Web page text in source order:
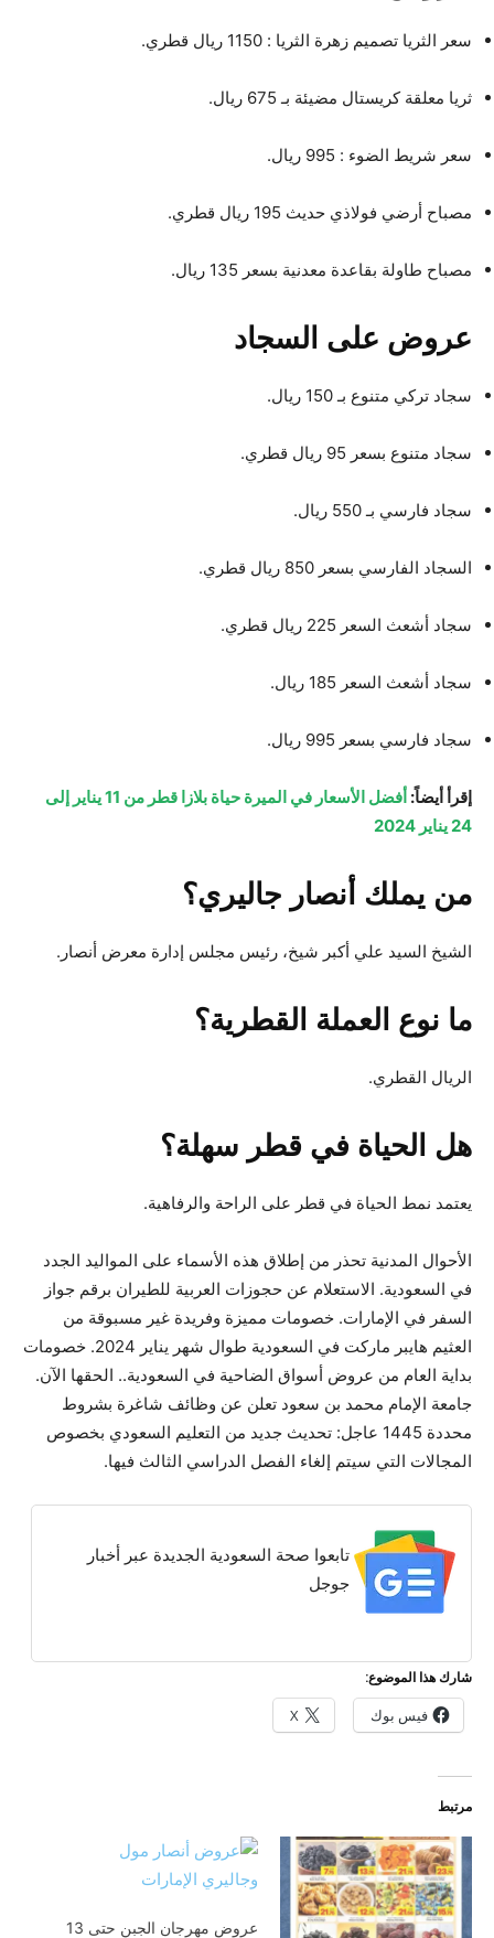
سعر الثريا تصميم زهرة الثريا : 1150 ريال قطري.
ثريا معلقة كريستال مضيئة بـ 675 ريال.
سعر شريط الضوء : 995 ريال.
مصباح أرضي فولاذي حديث 195 ريال قطري.
مصباح طاولة بقاعدة معدنية بسعر 135 ريال.
عروض على السجاد
سجاد تركي متنوع بـ 150 ريال.
سجاد متنوع بسعر 95 ريال قطري.
سجاد فارسي بـ 550 ريال.
السجاد الفارسي بسعر 850 ريال قطري.
سجاد أشعث السعر 225 ريال قطري.
سجاد أشعث السعر 185 ريال.
سجاد فارسي بسعر 995 ريال.
إقرأ أيضاً:
أفضل الأسعار في الميرة حياة بلازا قطر من 11 يناير إلى
24 يناير 2024
من يملك أنصار جاليري؟
الشيخ السيد علي أكبر شيخ، رئيس مجلس إدارة معرض أنصار.
ما نوع العملة القطرية؟
الريال القطري.
هل الحياة في قطر سهلة؟
يعتمد نمط الحياة في قطر على الراحة والرفاهية.
الأحوال المدنية تحذر من إطلاق هذه الأسماء على المواليد الجدد
في السعودية. الاستعلام عن حجوزات العربية للطيران برقم جواز
السفر في الإمارات. خصومات مميزة وفريدة غير مسبوقة من
العثيم هايبر ماركت في السعودية طوال شهر يناير 2024. خصومات
بداية العام من عروض أسواق الضاحية في السعودية.. الحقها الآن.
جامعة الإمام محمد بن سعود تعلن عن وظائف شاغرة بشروط
محددة 1445 عاجل: تحديث جديد من التعليم السعودي بخصوص
المجالات التي سيتم إلغاء الفصل الدراسي الثالث فيها.
تابعوا صحة السعودية الجديدة عبر أخبار
جوجل
شارك هذا الموضوع:
فيس بوك X
مرتبط
عروض مهرجان الجبن حتى 13